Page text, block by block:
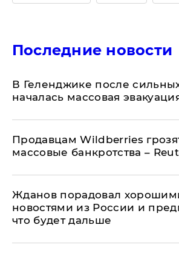
Последние новости
В Геленджике после
началась массовая
Продавцам Wildberries
массовые банкротства –
Жданов порадовал
новостями из России и
что будет дальше